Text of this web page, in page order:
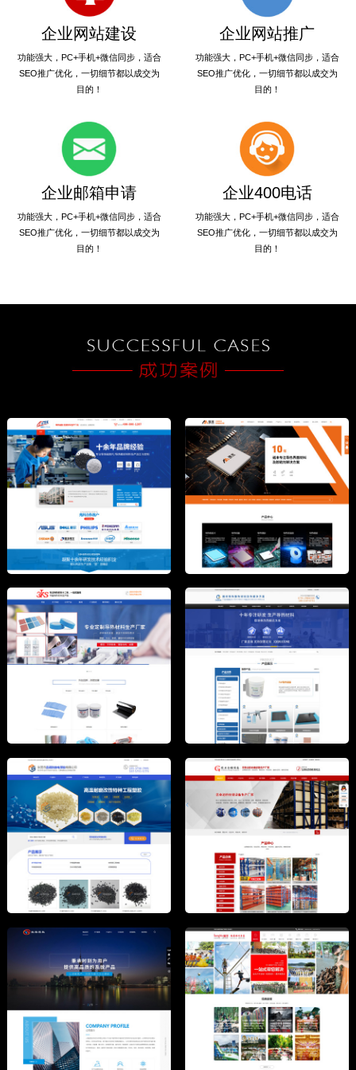
企业网站建设
功能强大，PC+手机+微信同步，适合
SEO推广优化，一切细节都以成交为
目的！
企业网站推广
功能强大，PC+手机+微信同步，适合
SEO推广优化，一切细节都以成交为
目的！
企业邮箱申请
功能强大，PC+手机+微信同步，适合
SEO推广优化，一切细节都以成交为
目的！
企业400电话
功能强大，PC+手机+微信同步，适合
SEO推广优化，一切细节都以成交为
目的！